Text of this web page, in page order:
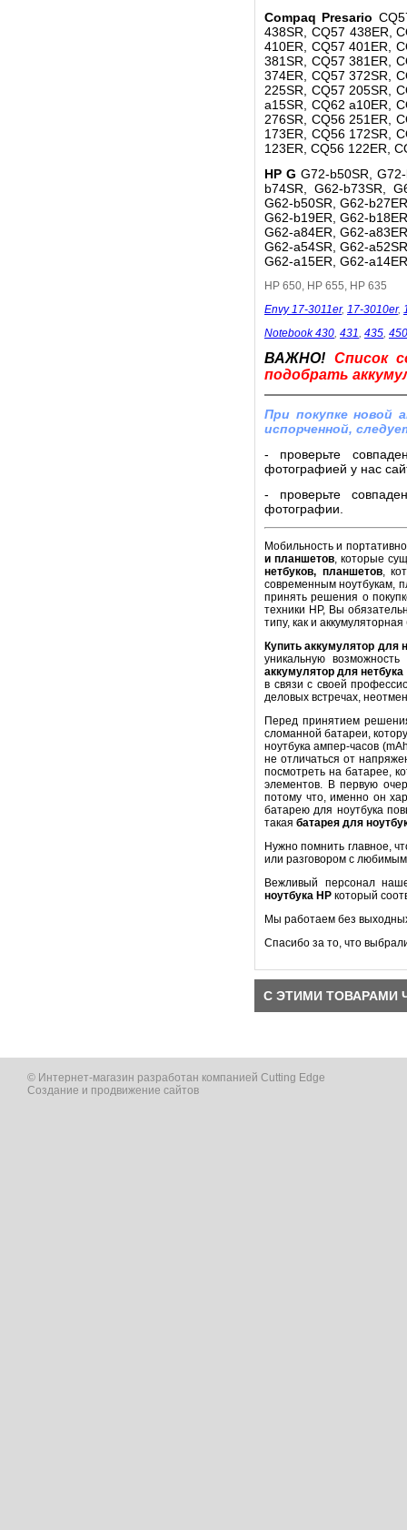
Compaq Presario
438SR, CQ57 438ER,
410ER, CQ57 401ER,
381SR, CQ57 381ER,
374ER, CQ57 372SR,
225SR, CQ57 205SR,
a15SR, CQ62 a10ER,
276SR, CQ56 251ER,
173ER, CQ56 172SR,
123ER, CQ56 122ER,
HP G G72-b50SR,
b74SR, G62-b73SR,
G62-b50SR, G62-
G62-b19ER, G62-
G62-a84ER, G62-
G62-a54SR, G62-
G62-a15ER, G62-
HP 650, HP 655, HP 635
Envy 17-3011er, 17-3010er,
Notebook 430, 431, 435, 450
ВАЖНО! Список
подобрать
При покупке новой
испорченной,
- проверьте
фотографией у нас
- проверьте
фотографии.
Мобильность и
и планшетов, которые
нетбуков, планшетов,
современным ноутбукам,
принять решения о
техники HP, Вы
типу, как и
Купить аккумулятор для
уникальную
аккумулятор для нетбука
в связи с своей
деловых встречах,
Перед принятием
сломанной батареи,
ноутбука ампер-часов
не отличаться от
посмотреть на батарее,
элементов. В первую
потому что, именно он
батарею для ноутбука
такая батарея для
Нужно помнить главное,
или разговором с
Вежливый персонал
ноутбука HP который
Мы работаем без
Спасибо за то, что
С ЭТИМИ ТОВАРАМИ
© Интернет-магазин разработан компанией Cutting Edge
Создание и продвижение сайтов